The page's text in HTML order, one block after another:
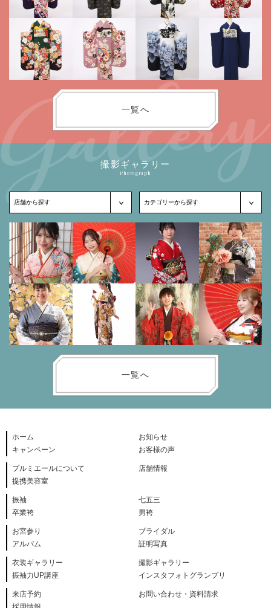
一覧へ
撮影ギャラリー
Photograph
一覧へ
ホーム
お知らせ
キャンペーン
お客様の声
プルミエールについて
店舗情報
提携美容室
振袖
七五三
卒業袴
男袴
お宮参り
ブライダル
アルバム
証明写真
衣装ギャラリー
撮影ギャラリー
振袖力UP講座
インスタフォトグランプリ
来店予約
お問い合わせ・資料請求